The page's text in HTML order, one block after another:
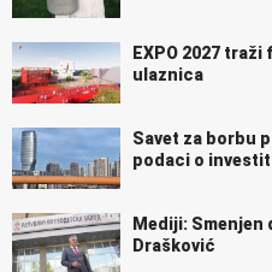
EXPO 2027
ulaznica
Savet za borbu
podaci o
Mediji: Smenjen
Drašković